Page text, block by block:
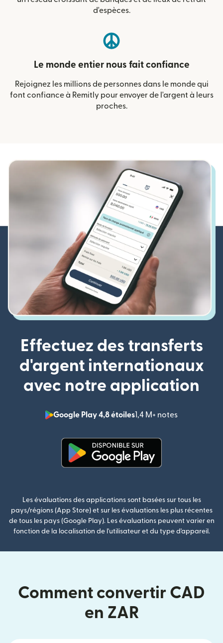
d'espèces.
Le monde entier nous fait confiance
Rejoignez les millions de personnes dans le monde qui
font confiance à Remitly pour envoyer de l'argent à leurs
proches.
Effectuez des transferts
d'argent internationaux
avec notre application
Google Play 4,8 étoiles1,4 M+ notes
Les évaluations des applications sont basées sur tous les
pays/régions (App Store) et sur les évaluations les plus récentes
de tous les pays (Google Play). Les évaluations peuvent varier en
fonction de la localisation de l'utilisateur et du type d'appareil.
Comment convertir CAD
en ZAR